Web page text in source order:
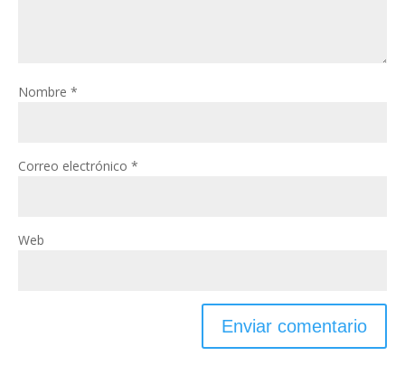
Nombre *
Correo electrónico *
Web